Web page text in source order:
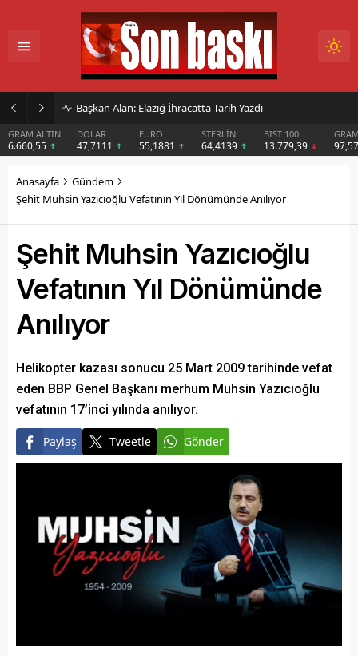
İmar Kararı Mahkemeye Taşındı
DOLAR
47,7111
EURO
55,1881
STERLİN
64,4139
BIST 100
13.779,39
GRAM GÜMÜŞ
97,57
Anasayfa
Gündem
Şehit Muhsin Yazıcıoğlu Vefatının Yıl Dönümünde Anılıyor
Şehit Muhsin Yazıcıoğlu
Vefatının Yıl Dönümünde
Anılıyor
Helikopter kazası sonucu 25 Mart 2009 tarihinde vefat
eden BBP Genel Başkanı merhum Muhsin Yazıcıoğlu
vefatının 17’inci yılında anılıyor.
Paylaş Tweetle Gönder